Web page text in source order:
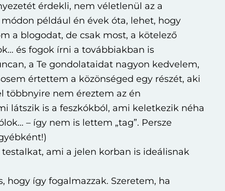
érdekli, nem véletlenül az a
például én évek óta, lehet, hogy
a blogodat, de csak most, a kötelező
és fogok írni a továbbiakban is
a Te gondolataidat nagyon kedvelem,
értettem a közönséged egy részét, aki
többnyire nem éreztem az én
látszik is a feszkókból, ami keletkezik néha
– így nem is lettem „tag”. Persze
ami a jelen korban is ideálisnak
hogy így fogalmazzak. Szeretem, ha